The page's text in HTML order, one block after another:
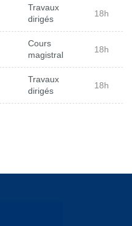
Travaux
dirigés
18h
Cours
magistral
18h
Travaux
dirigés
18h